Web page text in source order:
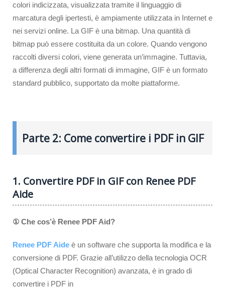
colori indicizzata, visualizzata tramite il linguaggio di
marcatura degli ipertesti, è ampiamente utilizzata in Internet e
nei servizi online. La GIF è una bitmap. Una quantità di
bitmap può essere costituita da un colore. Quando vengono
raccolti diversi colori, viene generata un’immagine. Tuttavia,
a differenza degli altri formati di immagine, GIF è un formato
standard pubblico, supportato da molte piattaforme.
Parte 2: Come convertire i PDF in GIF
1. Convertire PDF in GIF con Renee PDF
Aide
① Che cos’è Renee PDF Aid?
Renee PDF Aide è un software che supporta la modifica e la
conversione di PDF. Grazie all’utilizzo della tecnologia OCR
(Optical Character Recognition) avanzata, è in grado di
convertire i PDF in